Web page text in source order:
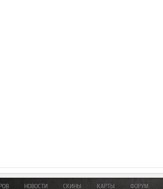
НОВОСТИ СКИНЫ КАРТЫ ФОРУМ